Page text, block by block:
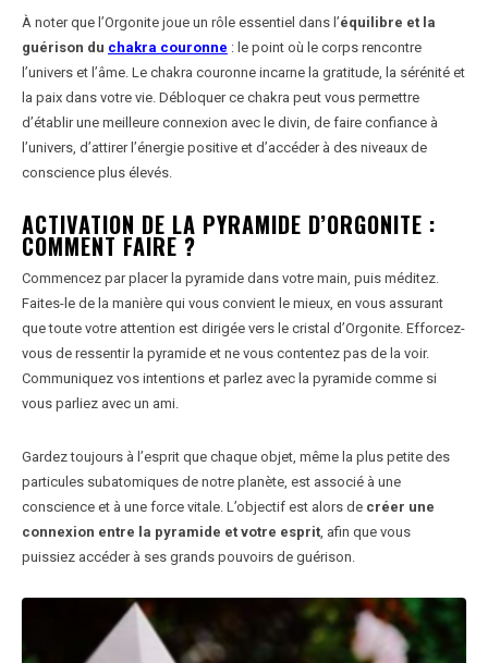
À noter que l’Orgonite joue un rôle essentiel dans l’équilibre et la
guérison du chakra couronne : le point où le corps rencontre
l’univers et l’âme. Le chakra couronne incarne la gratitude, la sérénité et
la paix dans votre vie. Débloquer ce chakra peut vous permettre
d’établir une meilleure connexion avec le divin, de faire confiance à
l’univers, d’attirer l’énergie positive et d’accéder à des niveaux de
conscience plus élevés.
ACTIVATION DE LA PYRAMIDE D’ORGONITE :
COMMENT FAIRE ?
Commencez par placer la pyramide dans votre main, puis méditez.
Faites-le de la manière qui vous convient le mieux, en vous assurant
que toute votre attention est dirigée vers le cristal d’Orgonite. Efforcez-
vous de ressentir la pyramide et ne vous contentez pas de la voir.
Communiquez vos intentions et parlez avec la pyramide comme si
vous parliez avec un ami.
Gardez toujours à l’esprit que chaque objet, même la plus petite des
particules subatomiques de notre planète, est associé à une
conscience et à une force vitale. L’objectif est alors de créer une
connexion entre la pyramide et votre esprit, afin que vous
puissiez accéder à ses grands pouvoirs de guérison.